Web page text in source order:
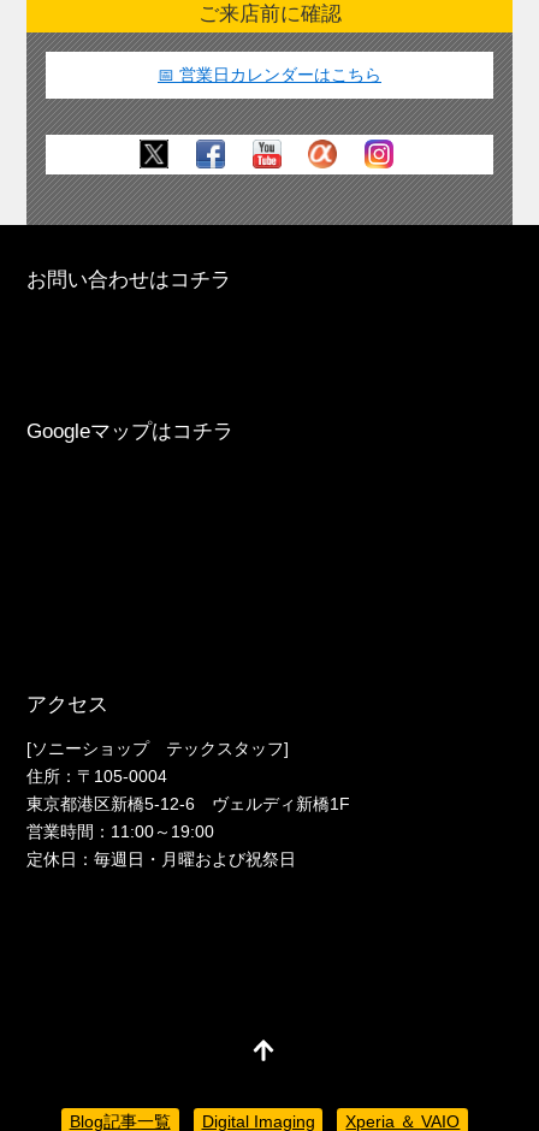
ご来店前に確認
📅 営業日カレンダーはこちら
お問い合わせはコチラ
Googleマップはコチラ
アクセス
[ソニーショップ テックスタッフ]
住所：〒105-0004
東京都港区新橋5-12-6 ヴェルディ新橋1F
営業時間：11:00～19:00
定休日：毎週日・月曜および祝祭日
Blog記事一覧 Digital Imaging Xperia ＆ VAIO